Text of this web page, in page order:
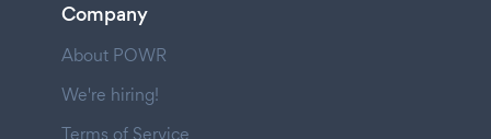
Company
About POWR
We're hiring!
Terms of Service